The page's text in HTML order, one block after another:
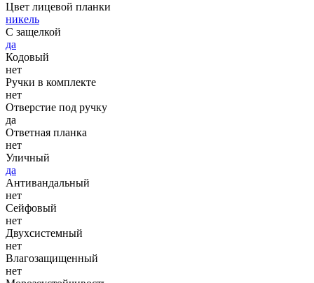
Цвет лицевой планки
никель
С защелкой
да
Кодовый
нет
Ручки в комплекте
нет
Отверстие под ручку
да
Ответная планка
нет
Уличный
да
Антивандальный
нет
Сейфовый
нет
Двухсистемный
нет
Влагозащищенный
нет